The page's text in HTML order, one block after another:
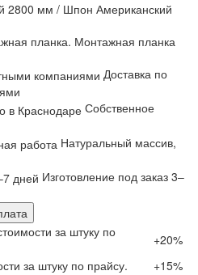
2800 мм / Шпон Американский
планка. Монтажная планка
Доставка по
Собственное
Натуральный массив,
Изготовление под заказ 3–
за штуку по
+20%
за штуку по прайсу.
+15%